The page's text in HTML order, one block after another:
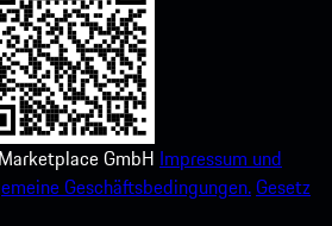
GmbH Impressum und
Geschäftsbedingungen.Gesetz